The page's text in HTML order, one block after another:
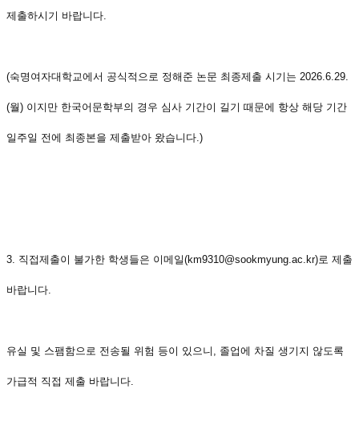
제출하시기 바랍니다.
(숙명여자대학교에서 공식적으로 정해준 논문 최종제출 시기는 2026.6.29.
(월) 이지만 한국어문학부의 경우 심사 기간이 길기 때문에 항상 해당 기간
일주일 전에 최종본을 제출받아 왔습니다.)
3. 직접제출이 불가한 학생들은 이메일(km9310@sookmyung.ac.kr)로 제출
바랍니다.
유실 및 스팸함으로 전송될 위험 등이 있으니, 졸업에 차질 생기지 않도록
가급적 직접 제출 바랍니다.